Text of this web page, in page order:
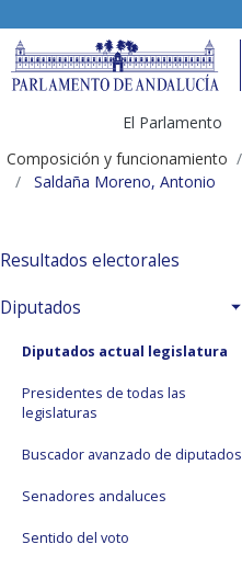
El Parlamento
Composición y funcionamiento
Saldaña Moreno, Antonio
Resultados electorales
Diputados
Diputados actual legislatura
Presidentes de todas las
legislaturas
Buscador avanzado de diputados
Senadores andaluces
Sentido del voto